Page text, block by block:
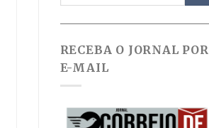
RECEBA O JORNAL POR
E-MAIL